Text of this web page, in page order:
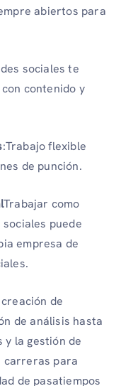
abiertos para
sociales te
contenido y
:Trabajo flexible
de punción.
Trabajar como
puede
empresa de
de
de análisis hasta
y la gestión de
carreras para
de pasatiempos